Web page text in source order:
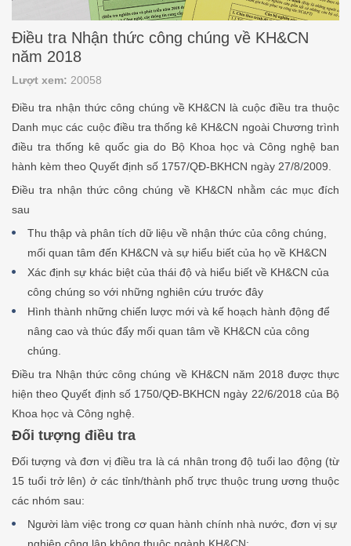
Điều tra Nhận thức công chúng về KH&CN
năm 2018
Lượt xem: 20058
Điều tra nhận thức công chúng về KH&CN là cuộc điều tra thuộc
Danh mục các cuộc điều tra thống kê KH&CN ngoài Chương trình
điều tra thống kê quốc gia do Bộ Khoa học và Công nghệ ban
hành kèm theo Quyết định số 1757/QĐ-BKHCN ngày 27/8/2009.
Điều tra nhận thức công chúng về KH&CN nhằm các mục đích
sau
Thu thập và phân tích dữ liệu về nhận thức của công chúng,
mối quan tâm đến KH&CN và sự hiểu biết của họ về KH&CN
Xác định sự khác biệt của thái độ và hiểu biết về KH&CN của
công chúng so với những nghiên cứu trước đây
Hình thành những chiến lược mới và kế hoạch hành động để
nâng cao và thúc đẩy mối quan tâm về KH&CN của công
chúng.
Điều tra Nhận thức công chúng về KH&CN năm 2018 được thực
hiện theo Quyết định số 1750/QĐ-BKHCN ngày 22/6/2018 của Bộ
Khoa học và Công nghệ.
Đối tượng điều tra
Đối tượng và đơn vị điều tra là cá nhân trong độ tuổi lao động (từ
15 tuổi trở lên) ở các tỉnh/thành phố trực thuộc trung ương thuộc
các nhóm sau:
Người làm việc trong cơ quan hành chính nhà nước, đơn vị sự